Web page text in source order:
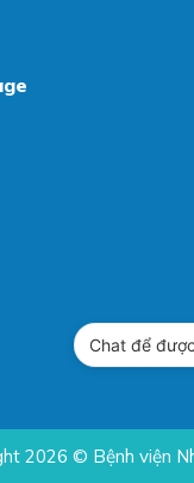
2026 © Bệnh viện